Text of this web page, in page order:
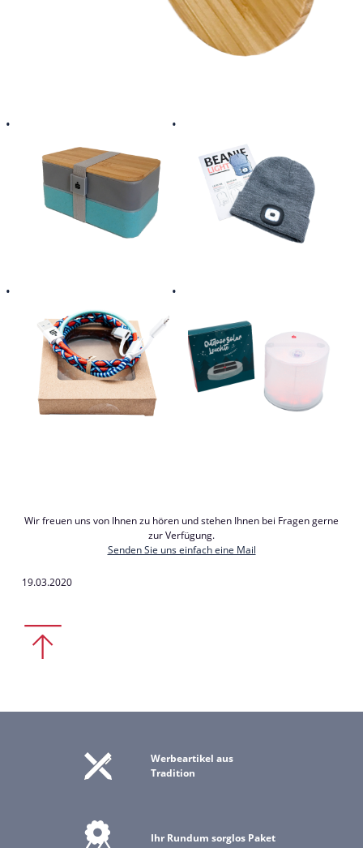
Wir freuen uns von Ihnen zu hören und stehen Ihnen bei Fragen gerne
zur Verfügung.
Senden Sie uns einfach eine Mail
19.03.2020
Werbeartikel aus
Tradition
Ihr Rundum sorglos Paket